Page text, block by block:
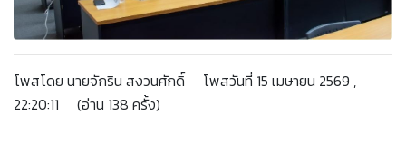
โพสโดย นายจักริน สงวนศักดิ์ โพสวันที่ 15 เมษายน 2569 ,
22:20:11 (อ่าน 138 ครั้ง)